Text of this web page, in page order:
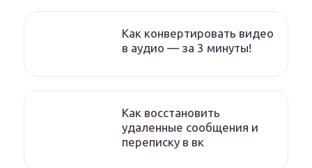
Как конвертировать видео
в аудио — за 3 минуты!
Как восстановить
удаленные сообщения и
переписку в вк